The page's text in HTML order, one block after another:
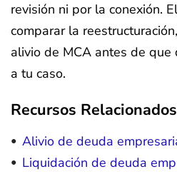
revisión ni por la conexión.
comparar la
alivio de MCA antes de que
a tu caso.
Recursos Relacionados
Alivio de deuda
Liquidación de deuda